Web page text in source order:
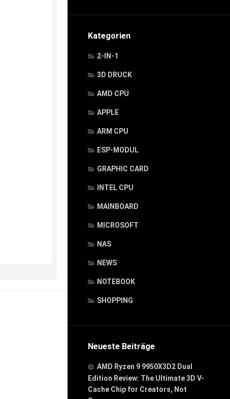
Kategorien
2-IN-1
3D DRUCK
AMD CPU
APPLE
ARM CPU
ESP-MODUL
GRAPHIC CARD
INTEL CPU
MAINBOARD
MICROSOFT
NAS
NEWS
NOTEBOOK
SHOPPING
Neueste Beiträge
AMD Ryzen 9 9950X3D2 Dual
Edition Review: The Ultimate 3D V-
Cache Chip for Creators, Not